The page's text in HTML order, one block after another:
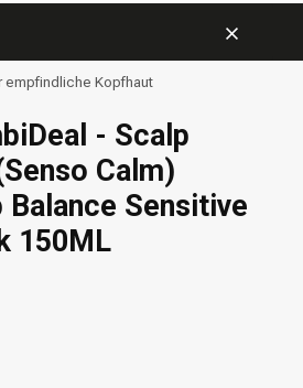
empfindliche Kopfhaut
- Scalp
Calm)
Sensitive
150ML